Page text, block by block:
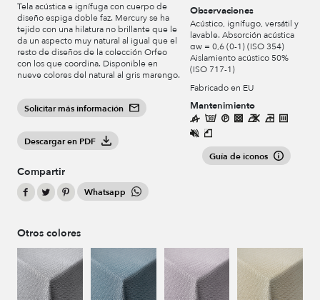
Tela acústica e ignífuga con cuerpo de
diseño espiga doble faz. Mercury se ha
tejido con una hilatura no brillante que le
da un aspecto muy natural al igual que el
resto de diseños de la colección Orfeo
con los que coordina. Disponible en
nueve colores del natural al gris marengo.
Solicitar más información
Descargar en PDF
Compartir
Whatsapp
Observaciones
Acústico, ignífugo, versátil y
lavable. Absorción acústica
αw = 0,6 (0-1) (ISO 354)
Aislamiento acústico 50%
(ISO 717-1)
Fabricado en EU
Mantenimiento
Guía de iconos
Otros colores